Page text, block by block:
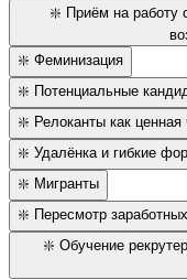
❇️ Приём на работу
❇️ Феминизация
❇️ Потенциальные
❇️ Релоканты как ценная
❇️ Удалёнка и гибкие
❇️ Мигранты
❇️ Пересмотр
❇️ Обучение